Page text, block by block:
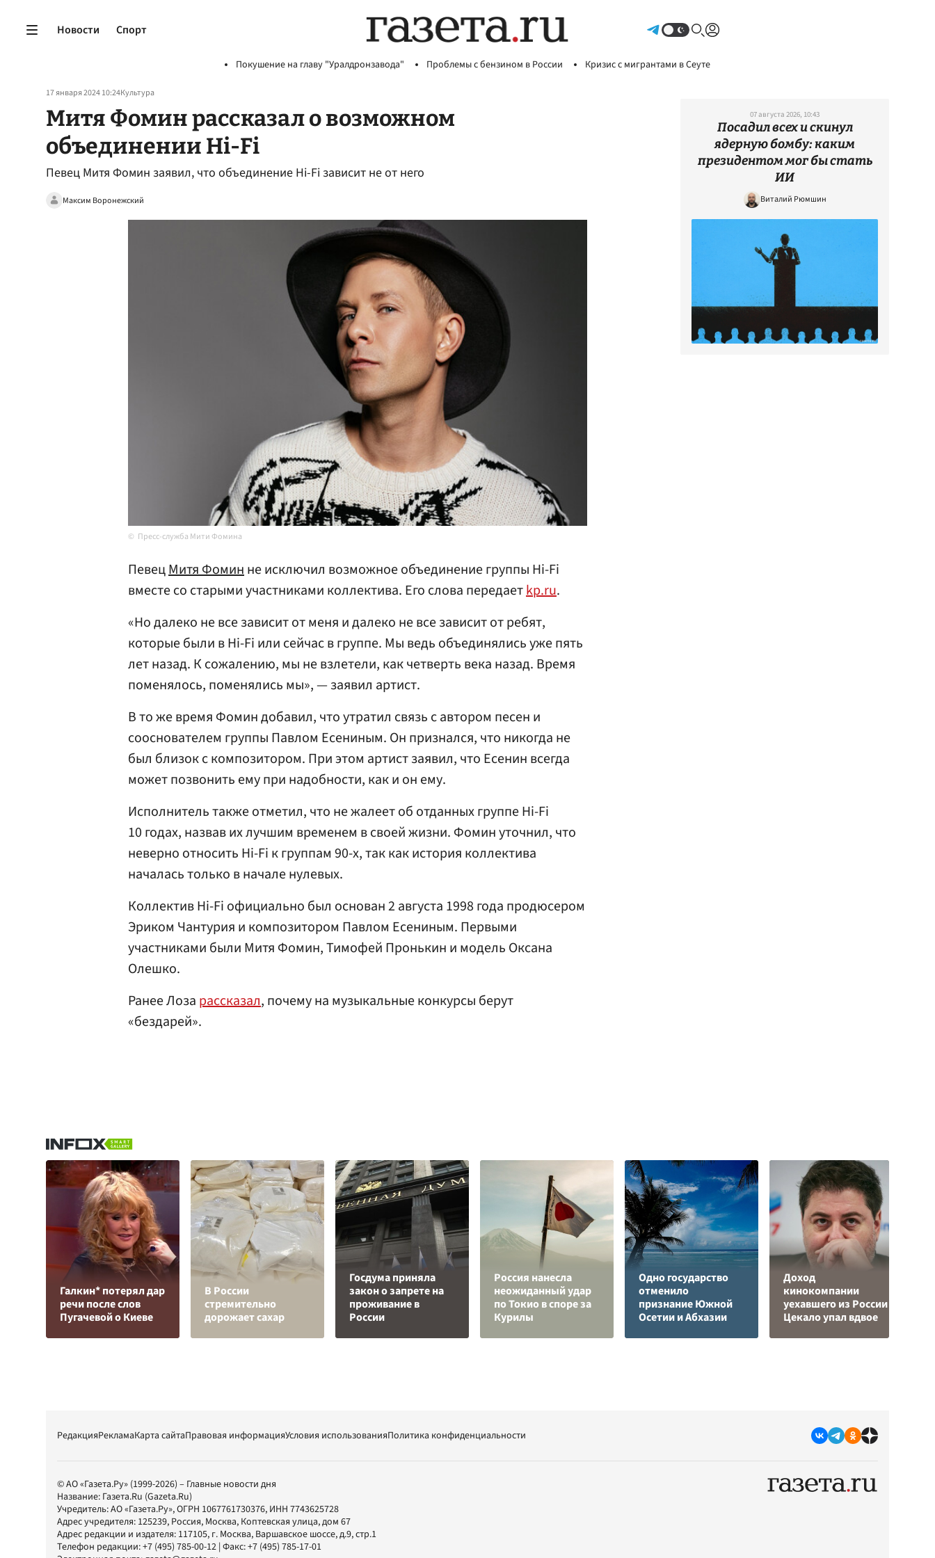
Новости Спорт
Покушение на главу "Уралдронзавода" Проблемы с бензином в России Кризис с мигрантами в Сеуте
17 января 2024 10:24Культура
Митя Фомин рассказал о возможном
объединении Hi-Fi
Певец Митя Фомин заявил, что объединение Hi-Fi зависит не от него
Максим Воронежский
Пресс-служба Мити Фомина
ПевецМитя Фоминне исключил возможное объединение группы Hi-Fi
вместе со старыми участниками коллектива. Его слова передаетkp.ru.
«Но далеко не все зависит от меня и далеко не все зависит от ребят,
которые были в Hi-Fi или сейчас в группе. Мы ведь объединялись уже пять
лет назад. К сожалению, мы не взлетели, как четверть века назад. Время
поменялось, поменялись мы», — заявил артист.
В то же время Фомин добавил, что утратил связь с автором песен и
сооснователем группы Павлом Есениным. Он признался, что никогда не
был близок с композитором. При этом артист заявил, что Есенин всегда
может позвонить ему при надобности, как и он ему.
Исполнитель также отметил, что не жалеет об отданных группе Hi-Fi
10 годах, назвав их лучшим временем в своей жизни. Фомин уточнил, что
неверно относить Hi-Fi к группам 90-х, так как история коллектива
началась только в начале нулевых.
Коллектив Hi-Fi официально был основан 2 августа 1998 года продюсером
Эриком Чантурия и композитором Павлом Есениным. Первыми
участниками были Митя Фомин, Тимофей Пронькин и модель Оксана
Олешко.
Ранее Лоза рассказал, почему на музыкальные конкурсы берут
«бездарей».
07 августа 2026, 10:43
Посадил всех и скинул
ядерную бомбу: каким
президентом мог бы стать
ИИ
Виталий Рюмшин
Галкин* потерял дар
речи после слов
Пугачевой о Киеве
В России
стремительно
дорожает сахар
Госдума приняла
закон о запрете на
проживание в
России
Россия нанесла
неожиданный удар
по Токио в споре за
Курилы
Одно государство
отменило
признание Южной
Осетии и Абхазии
Доход
кинокомпании
уехавшего из России
Цекало упал вдвое
РедакцияРекламаКарта сайтаПравовая информацияУсловия использованияПолитика конфиденциальности
© АО «Газета.Ру» (1999-2026) – Главные новости дня
Название: Газета.Ru (Gazeta.Ru)
Учредитель:АО «Газета.Ру», ОГРН 1067761730376, ИНН 7743625728
Адрес учредителя: 125239, Россия, Москва, Коптевская улица, дом 67
Адрес редакции и издателя: 117105, г. Москва, Варшавское шоссе, д.9, стр.1
Телефон редакции:+7 (495) 785-00-12 | Факс:+7 (495) 785-17-01